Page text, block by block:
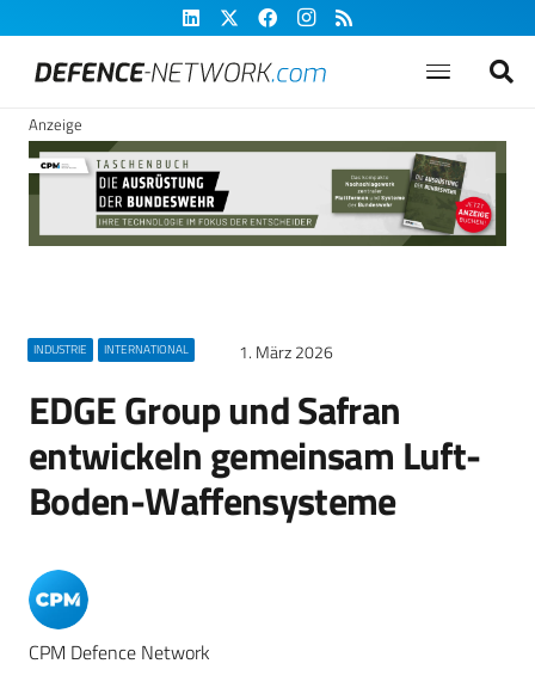
Anzeige
INDUSTRIE INTERNATIONAL 1. März 2026
EDGE Group und Safran
entwickeln gemeinsam Luft-
Boden-Waffensysteme
CPM Defence Network